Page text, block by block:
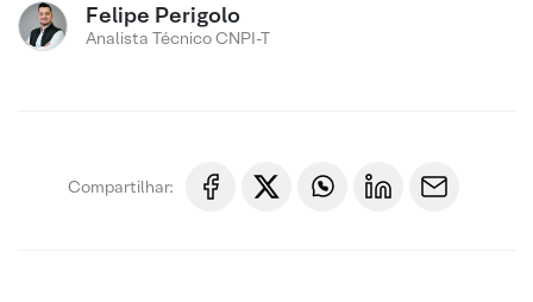
Felipe Perigolo
Analista Técnico CNPI-T
Compartilhar: